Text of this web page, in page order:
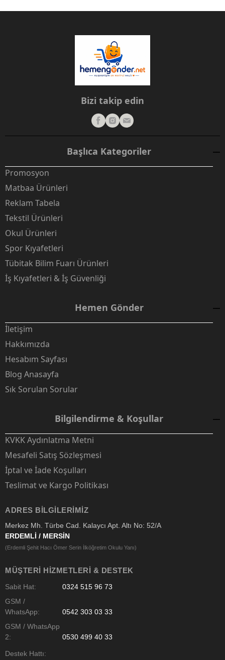
Bizi takip edin
Başlıca Kategoriler
Promosyon
Matbaa Ürünleri
Reklam Tabela
Tekstil Ürünleri
Okul Ürünleri
Spor Kıyafetleri
Tübitak Bilim Fuarı Ürünleri
İş Kıyafetleri & İş Güvenliği
Hemen Gönder
İletişim
Hakkımızda
Hesabım Sayfası
Blog Anasayfa
Sık Sorulan Sorular
Bilgilendirme & Koşullar
KVKK Aydınlatma Metni
Mesafeli Satış Sözleşmesi
İptal ve İade Koşulları
Teslimat ve Kargo Politikası
ADRES BILGILERIMIZ
Merkez Mh. Türbe Cad. Kalaycı Apt. Altı No: 52/A
ERDEMLİ / MERSİN
(Erdemli Şehit Hacı Ömer Serin İlköğretim Okulu Yanı)
MÜŞTERI HIZMETLERI & DESTEK
Sabit Hat:
0324 515 96 73
GSM /
WhatsApp:
0542 303 03 33
GSM / WhatsApp
2:
0530 499 40 33
Destek Hattı: